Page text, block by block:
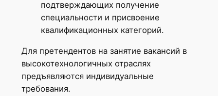
подтверждающих получение
специальности и присвоение
квалификационных категорий.
Для претендентов на занятие вакансий в
высокотехнологичных отраслях
предъявляются индивидуальные
требования.